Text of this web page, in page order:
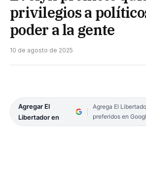
privilegios a
poder a la gente
10 de agosto de 2025
Agregar El
Libertador en
Agrega El
preferidos en